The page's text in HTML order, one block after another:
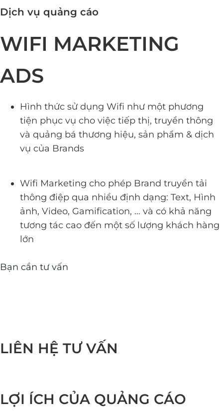
Dịch vụ quảng cáo
WIFI MARKETING
ADS
Hình thức sử dụng Wifi như một phương
tiện phục vụ cho việc tiếp thị, truyền thông
và quảng bá thương hiệu, sản phẩm & dịch
vụ của Brands
Wifi Marketing cho phép Brand truyền tải
thông điệp qua nhiều định dạng: Text, Hình
ảnh, Video, Gamification, … và có khả năng
tương tác cao đến một số lượng khách hàng
lớn
Bạn cần tư vấn
LIÊN HỆ TƯ VẤN
LỢI ÍCH CỦA QUẢNG CÁO